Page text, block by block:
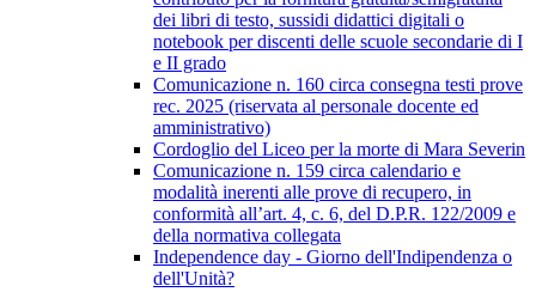
dei libri di testo, sussidi didattici digitali o
notebook per discenti delle scuole secondarie di I
e II grado
Comunicazione n. 160 circa consegna testi prove
rec. 2025 (riservata al personale docente ed
amministrativo)
Cordoglio del Liceo per la morte di Mara Severin
Comunicazione n. 159 circa calendario e
modalità inerenti alle prove di recupero, in
conformità all’art. 4, c. 6, del D.P.R. 122/2009 e
della normativa collegata
Independence day - Giorno dell'Indipendenza o
dell'Unità?